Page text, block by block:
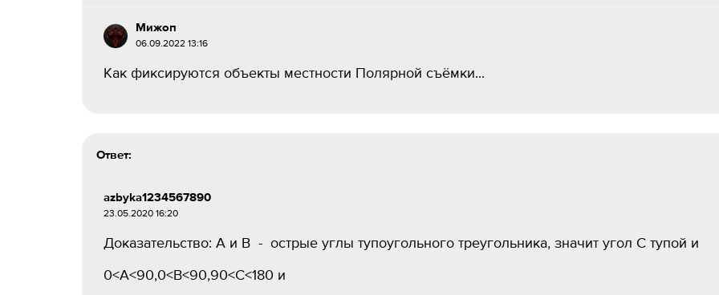
Мижоп
06.09.2022 13:16
Как фиксируются объекты местности Полярной съёмки​...
Ответ:
azbyka1234567890
23.05.2020 16:20
Доказательство: A и B - острые углы тупоугольного треугольника, значит угол С тупой и
0<A<90,0<B<90,90<C<180 и